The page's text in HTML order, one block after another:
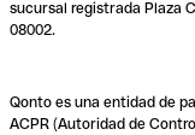
sucursal registrada Plaza
08002.
Qonto es una entidad de
ACPR (Autoridad de